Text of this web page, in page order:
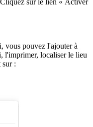
sur le lien « Activer
vous pouvez l'ajouter à
l'imprimer, localiser le lieu
sur :